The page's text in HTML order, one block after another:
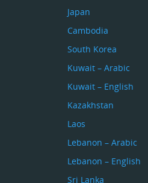
Japan
Cambodia
South Korea
Kuwait – Arabic
Kuwait – English
Kazakhstan
Laos
Lebanon – Arabic
Lebanon – English
Sri Lanka